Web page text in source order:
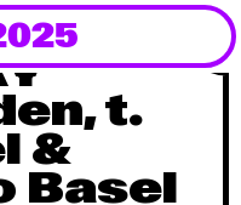
t.
&
Basel